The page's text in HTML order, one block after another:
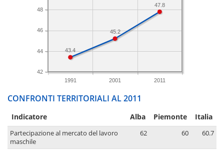
1991 2001 2011
42
44
46
48
47.8
45.2
43.4
CONFRONTI TERRITORIALI AL 2011
Indicatore Alba Piemonte Italia
Partecipazione al mercato del lavoro
maschile
62 60 60.7